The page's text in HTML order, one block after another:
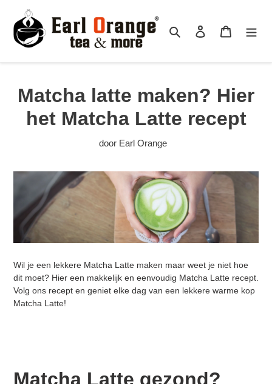
naar
content
Zoeken Aanmelden
Matcha latte maken? Hier
het Matcha Latte recept
door Earl Orange
Wil je een lekkere Matcha Latte maken maar weet je niet hoe
dit moet? Hier een makkelijk en eenvoudig Matcha Latte recept.
Volg ons recept en geniet elke dag van een lekkere warme kop
Matcha Latte!
Matcha Latte gezond?